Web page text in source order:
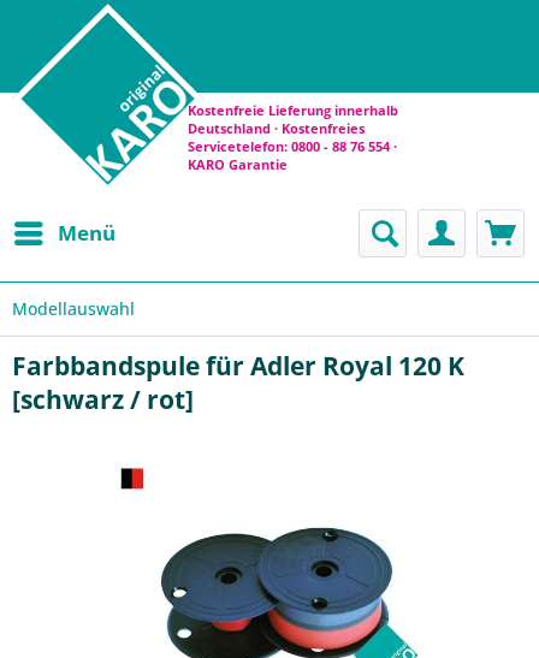
Kostenfreie Lieferung innerhalb
Deutschland · Kostenfreies
Servicetelefon: 0800 - 88 76 554 ·
KARO Garantie
Menü
Modellauswahl
Farbbandspule für Adler Royal 120 K
[schwarz / rot]